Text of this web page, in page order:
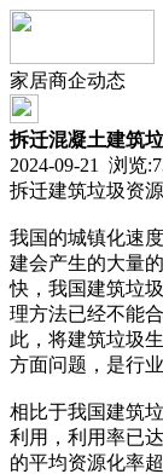
家居商企动态
拆迁混凝土建筑
2024-09-21 浏览:
拆迁建筑垃圾资
我国的城镇化速
建会产生的大量
快，我国建筑垃
理方法已经不能
此，将建筑垃圾
方面问题，是行
相比于我国建筑
利用，利用率已
的平均资源化率